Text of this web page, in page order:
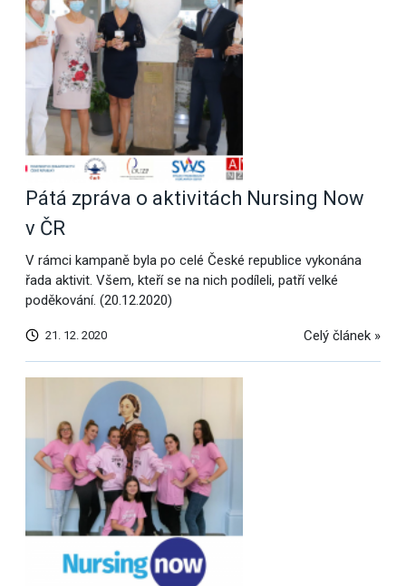
Pátá zpráva o aktivitách Nursing Now
v ČR
V rámci kampaně byla po celé České republice vykonána
řada aktivit. Všem, kteří se na nich podíleli, patří velké
poděkování. (20.12.2020)
21. 12. 2020 Celý článek »